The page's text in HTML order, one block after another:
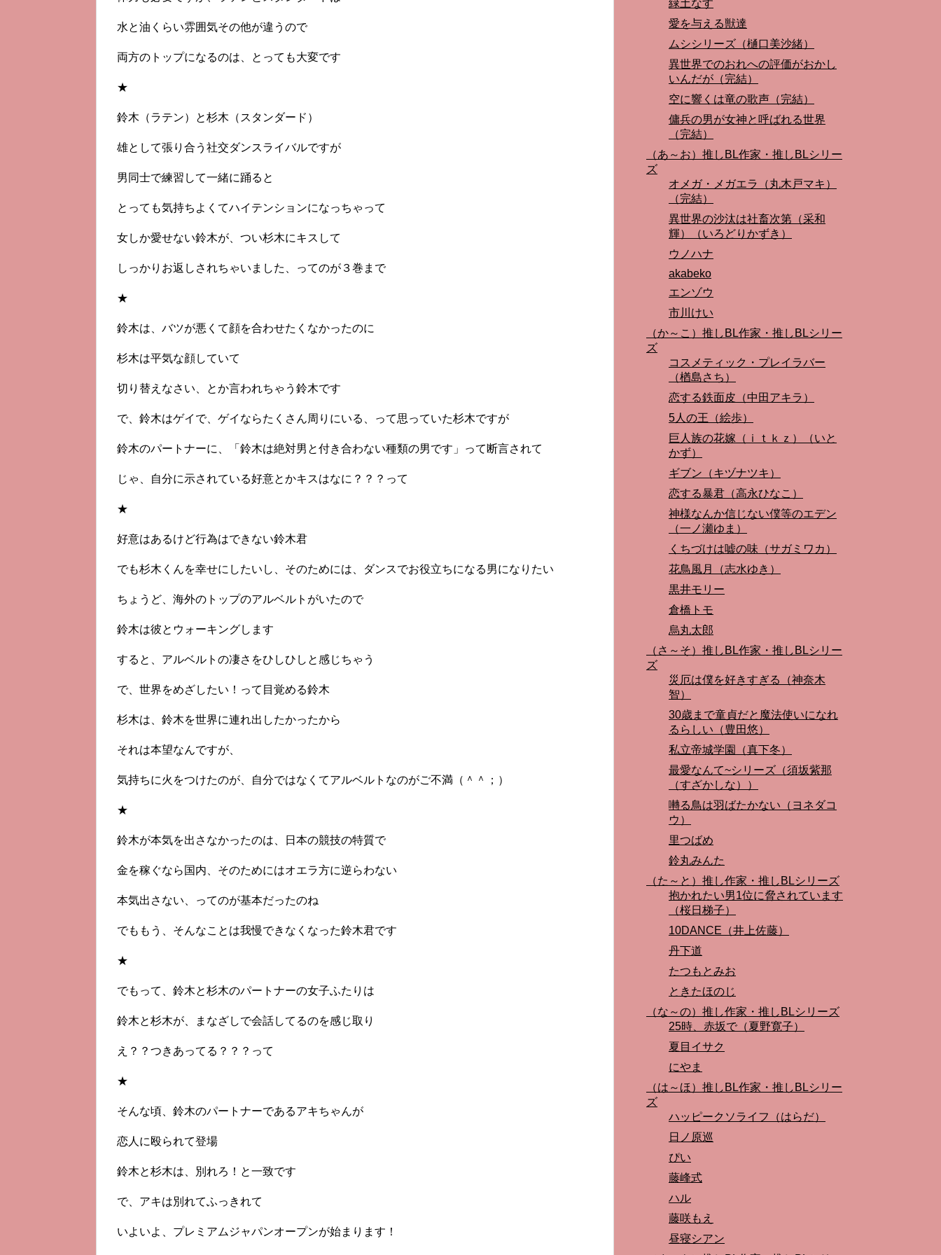
水と油くらい雰囲気その他が違うので
両方のトップになるのは、とっても大変です
★
鈴木（ラテン）と杉木（スタンダード）
雄として張り合う社交ダンスライバルですが
男同士で練習して一緒に踊ると
とっても気持ちよくてハイテンションになっちゃって
女しか愛せない鈴木が、つい杉木にキスして
しっかりお返しされちゃいました、ってのが３巻まで
★
鈴木は、バツが悪くて顔を合わせたくなかったのに
杉木は平気な顔していて
切り替えなさい、とか言われちゃう鈴木です
で、鈴木はゲイで、ゲイならたくさん周りにいる、って思っていた杉木ですが
鈴木のパートナーに、「鈴木は絶対男と付き合わない種類の男です」って断言されて
じゃ、自分に示されている好意とかキスはなに？？？って
★
好意はあるけど行為はできない鈴木君
でも杉木くんを幸せにしたいし、そのためには、ダンスでお役立ちになる男になりたい
ちょうど、海外のトップのアルベルトがいたので
鈴木は彼とウォーキングします
すると、アルベルトの凄さをひしひしと感じちゃう
で、世界をめざしたい！って目覚める鈴木
杉木は、鈴木を世界に連れ出したかったから
それは本望なんですが、
気持ちに火をつけたのが、自分ではなくてアルベルトなのがご不満（＾＾；）
★
鈴木が本気を出さなかったのは、日本の競技の特質で
金を稼ぐなら国内、そのためにはオエラ方に逆らわない
本気出さない、ってのが基本だったのね
でももう、そんなことは我慢できなくなった鈴木君です
★
でもって、鈴木と杉木のパートナーの女子ふたりは
鈴木と杉木が、まなざしで会話してるのを感じ取り
え？？つきあってる？？？って
★
そんな頃、鈴木のパートナーであるアキちゃんが
恋人に殴られて登場
鈴木と杉木は、別れろ！と一致です
で、アキは別れてふっきれて
いよいよ、プレミアムジャパンオープンが始まります！
緑土なす
愛を与える獣達
ムシシリーズ（樋口美沙緒）
異世界でのおれへの評価がおかし
いんだが（完結）
空に響くは竜の歌声（完結）
傭兵の男が女神と呼ばれる世界
（完結）
（あ～お）推しBL作家・推しBLシリー
ズ
オメガ・メガエラ（丸木戸マキ）
（完結）
異世界の沙汰は社畜次第（采和
輝）（いろどりかずき）
ウノハナ
akabeko
エンゾウ
市川けい
（か～こ）推しBL作家・推しBLシリー
ズ
コスメティック・プレイラバー
（楢島さち）
恋する鉄面皮（中田アキラ）
5人の王（絵歩）
巨人族の花嫁（ｉｔｋｚ）（いと
かず）
ギブン（キヅナツキ）
恋する暴君（高永ひなこ）
神様なんか信じない僕等のエデン
（一ノ瀬ゆま）
くちづけは嘘の味（サガミワカ）
花鳥風月（志水ゆき）
黒井モリー
倉橋トモ
烏丸太郎
（さ～そ）推しBL作家・推しBLシリー
ズ
災厄は僕を好きすぎる（神奈木
智）
30歳まで童貞だと魔法使いになれ
るらしい（豊田悠）
私立帝城学園（真下冬）
最愛なんて~シリーズ（須坂紫那
（すざかしな））
囀る鳥は羽ばたかない（ヨネダコ
ウ）
里つばめ
鈴丸みんた
（た～と）推し作家・推しBLシリーズ
抱かれたい男1位に脅されています
（桜日梯子）
10DANCE（井上佐藤）
丹下道
たつもとみお
ときたほのじ
（な～の）推し作家・推しBLシリーズ
25時、赤坂で（夏野寛子）
夏目イサク
にやま
（は～ほ）推しBL作家・推しBLシリー
ズ
ハッピークソライフ（はらだ）
日ノ原巡
ぴい
藤峰式
ハル
藤咲もえ
昼寝シアン